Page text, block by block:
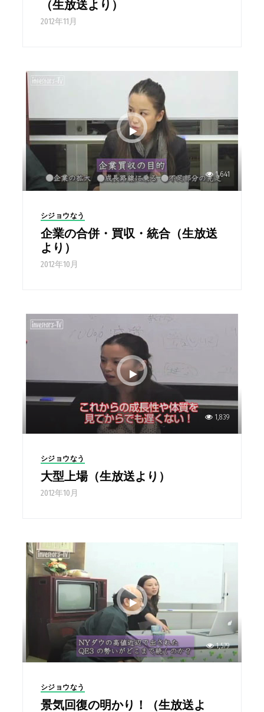
（生放送より）
2012年11月
1,641
シジョウなう
企業の合併・買収・統合（生放送
より）
2012年10月
1,839
シジョウなう
大型上場（生放送より）
2012年10月
1,579
シジョウなう
景気回復の明かり！（生放送よ